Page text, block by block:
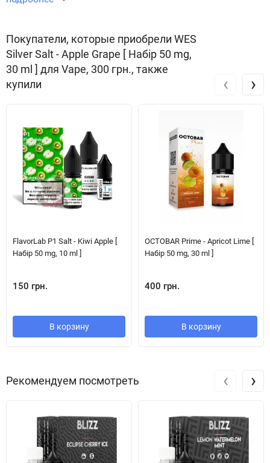
Покупатели, которые приобрели WES
Silver Salt - Apple Grape [ Набір 50 mg,
30 ml ] для Vape, 300 грн., также
купили
FlavorLab P1 Salt - Kiwi Apple [
Набір 50 mg, 10 ml ]
150 грн.
В корзину
OCTOBAR Prime - Apricot Lime [
Набір 50 mg, 30 ml ]
400 грн.
В корзину
‹ ›
Рекомендуем посмотреть ‹ ›